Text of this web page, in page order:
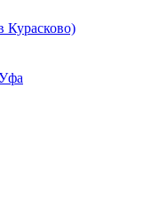
Курасково)